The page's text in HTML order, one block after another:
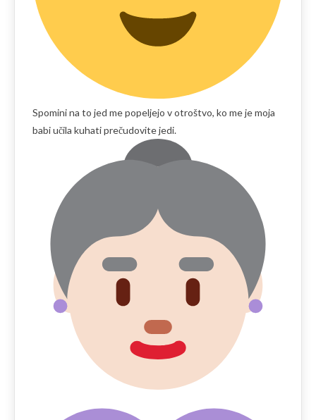
Spomini na to jed me popeljejo v otroštvo, ko me je moja
babi učila kuhati prečudovite jedi.